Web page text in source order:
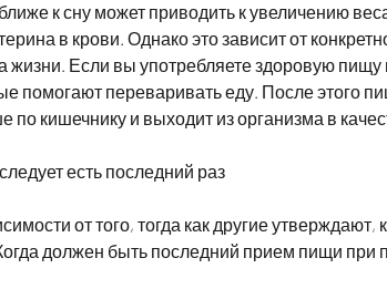
к сну может приводить к увеличению
в крови. Однако это зависит от
жизни. Если вы употребляете здоровую пищу
помогают переваривать еду. После этого
по кишечнику и выходит из организма в
есть последний раз
от того, тогда как другие утверждают,
должен быть последний прием пищи при